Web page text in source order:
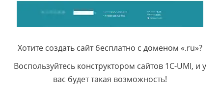
Хотите создать сайт бесплатно с доменом «.ru»?
Воспользуйтесь конструктором сайтов 1C-UMI, и у
вас будет такая возможность!